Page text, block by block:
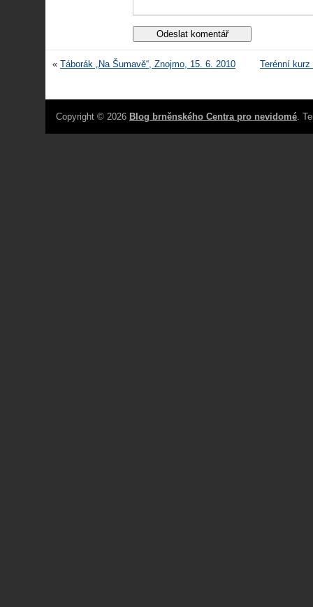
« Táborák „Na Šumavě“, Znojmo, 15. 6. 2010 Terénní
Copyright © 2026 Blog brněnského Centra pro nevidomé.